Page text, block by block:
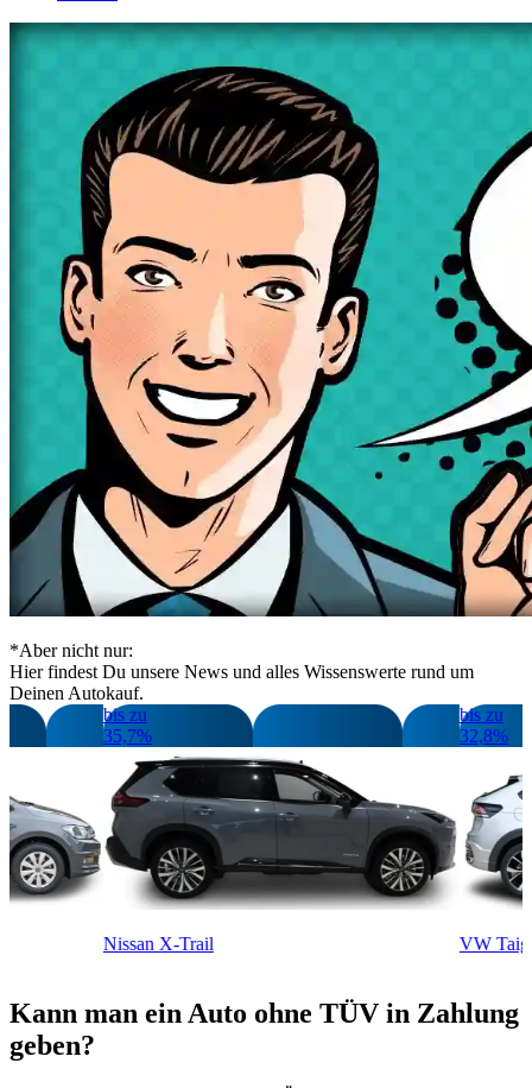
*Aber nicht nur:
Hier findest Du unsere News und alles Wissenswerte rund um
Deinen Autokauf.
bis zu
35,7%
Nissan X-Trail
bis
VW
Kann man ein Auto ohne TÜV in Zahlung
geben?